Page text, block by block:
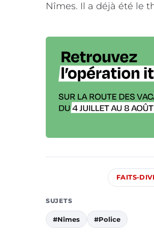
Nîmes. Il a déjà été le
FAITS-
SUJETS
#Nîmes #Police